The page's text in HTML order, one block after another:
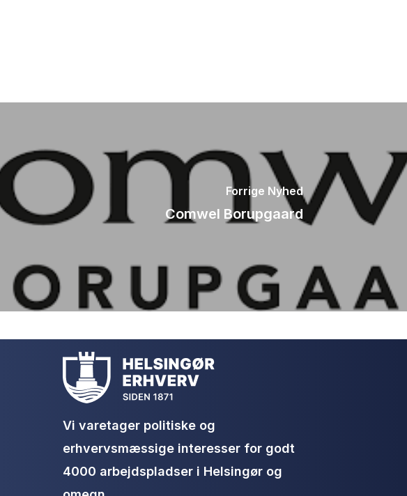
Forrige Nyhed
Comwel Borupgaard
Vi varetager politiske og
erhvervsmæssige interesser for godt
4000 arbejdspladser i Helsingør og